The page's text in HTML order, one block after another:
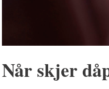
Når skjer